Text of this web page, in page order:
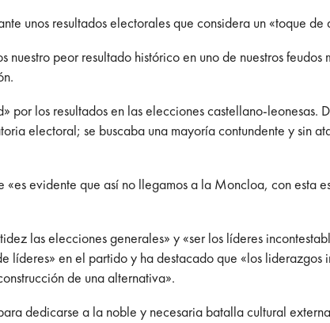
unos resultados electorales que considera un «toque de
nuestro peor resultado histórico en uno de nuestros
por los resultados en las elecciones castellano-
electoral; se buscaba una mayoría contundente y sin
evidente que así no llegamos a la Moncloa, con esta
las elecciones generales» y «ser los líderes
en el partido y ha destacado que «los liderazgos
de una alternativa».
dedicarse a la noble y necesaria batalla cultural